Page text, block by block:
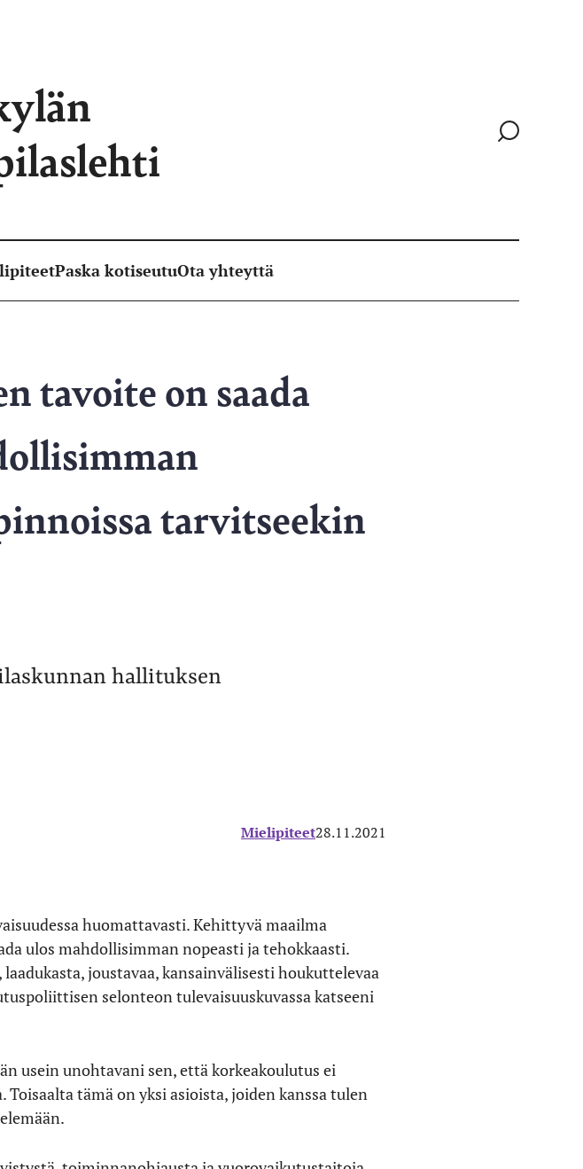
Siirry
Paska kotiseutuOta yhteyttä
tavoite on saada
tarvitseekin
hallituksen
Mielipiteet28.11.2021
huomattavasti. Kehittyvä maailma
ulos mahdollisimman nopeasti ja tehokkaasti.
joustavaa, kansainvälisesti houkuttelevaa
selonteon tulevaisuuskuvassa katseeni
usein unohtavani sen, että korkeakoulutus ei
tämä on yksi asioista, joiden kanssa tulen